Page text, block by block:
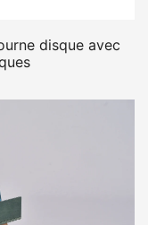
disque avec